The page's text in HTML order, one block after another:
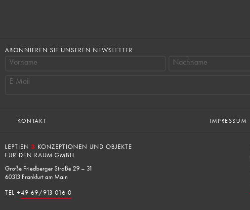
ABONNIEREN SIE UNSEREN NEWSLETTER:
Vorname
Nachname
E-Mail
KONTAKT IMPRESSUM
LEPTIEN 3 KONZEPTIONEN UND OBJEKTE
FÜR DEN RAUM GMBH
Große Friedberger Straße 29 – 31
60313 Frankfurt am Main
TEL +49 69/913 016 0